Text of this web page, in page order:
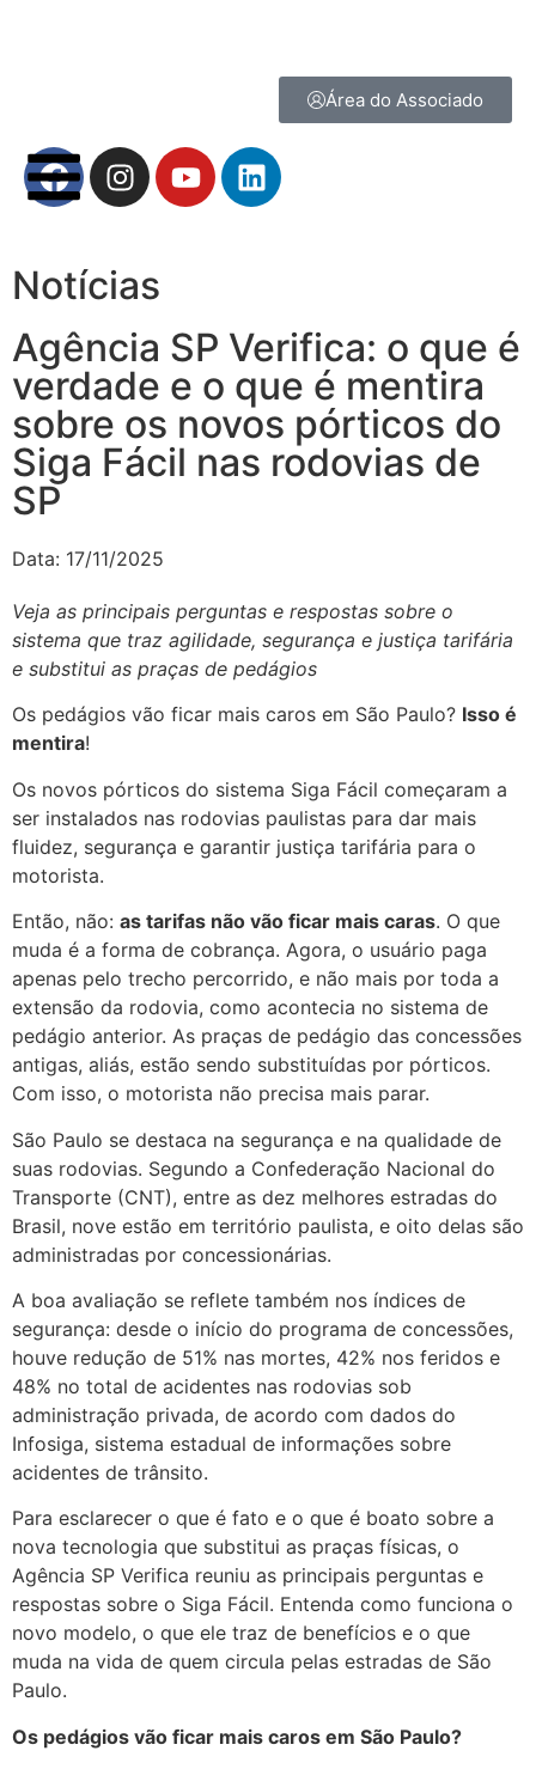
Área do Associado
Notícias
Agência SP Verifica: o que é
verdade e o que é mentira
sobre os novos pórticos do
Siga Fácil nas rodovias de
SP
Data: 17/11/2025
Veja as principais perguntas e respostas sobre o
sistema que traz agilidade, segurança e justiça tarifária
e substitui as praças de pedágios
Os pedágios vão ficar mais caros em São Paulo? Isso é
mentira!
Os novos pórticos do sistema Siga Fácil começaram a
ser instalados nas rodovias paulistas para dar mais
fluidez, segurança e garantir justiça tarifária para o
motorista.
Então, não: as tarifas não vão ficar mais caras. O que
muda é a forma de cobrança. Agora, o usuário paga
apenas pelo trecho percorrido, e não mais por toda a
extensão da rodovia, como acontecia no sistema de
pedágio anterior. As praças de pedágio das concessões
antigas, aliás, estão sendo substituídas por pórticos.
Com isso, o motorista não precisa mais parar.
São Paulo se destaca na segurança e na qualidade de
suas rodovias. Segundo a Confederação Nacional do
Transporte (CNT), entre as dez melhores estradas do
Brasil, nove estão em território paulista, e oito delas são
administradas por concessionárias.
A boa avaliação se reflete também nos índices de
segurança: desde o início do programa de concessões,
houve redução de 51% nas mortes, 42% nos feridos e
48% no total de acidentes nas rodovias sob
administração privada, de acordo com dados do
Infosiga, sistema estadual de informações sobre
acidentes de trânsito.
Para esclarecer o que é fato e o que é boato sobre a
nova tecnologia que substitui as praças físicas, o
Agência SP Verifica reuniu as principais perguntas e
respostas sobre o Siga Fácil. Entenda como funciona o
novo modelo, o que ele traz de benefícios e o que
muda na vida de quem circula pelas estradas de São
Paulo.
Os pedágios vão ficar mais caros em São Paulo?